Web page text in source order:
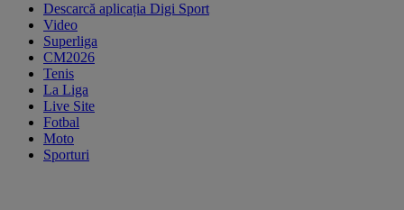
Descarcă aplicația Digi Sport
Video
Superliga
CM2026
Tenis
La Liga
Live Site
Fotbal
Moto
Sporturi